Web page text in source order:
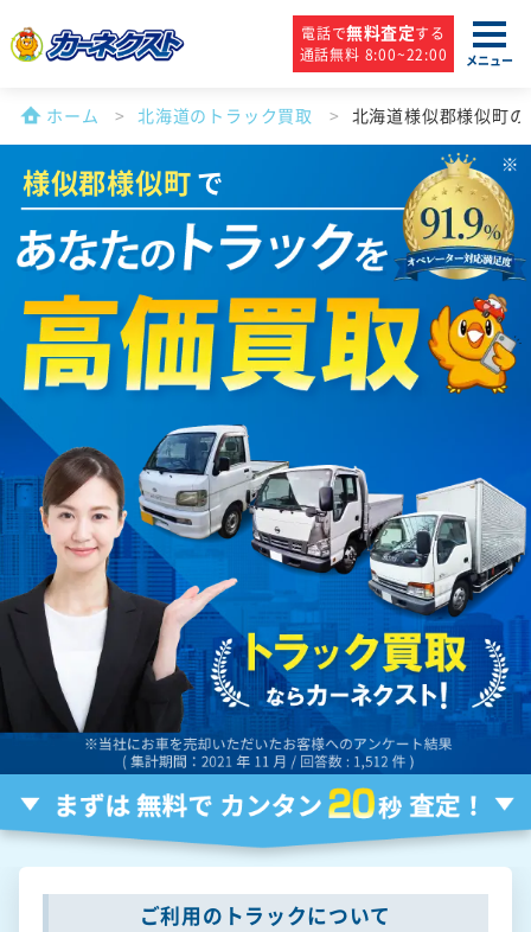
電話で無料査定する
通話無料 8:00~22:00
メニュー
ホーム 北海道のトラック買取 北海道様似郡様似町
様似郡様似町で
ご利用のトラックについて